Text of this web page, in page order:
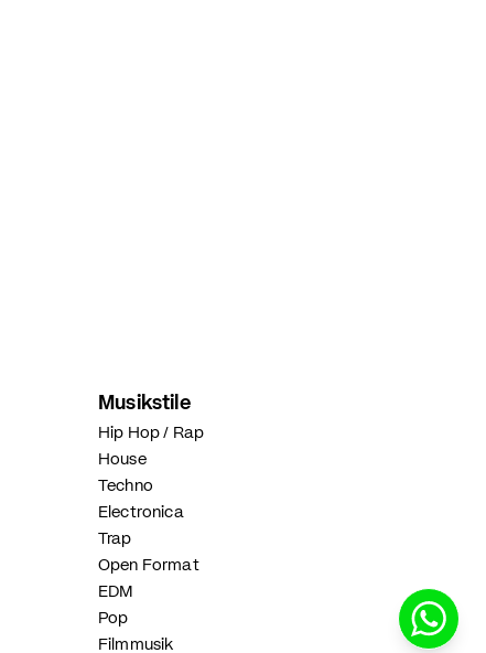
Musikstile
Hip Hop / Rap
House
Techno
Electronica
Trap
Open Format
EDM
Pop
Filmmusik